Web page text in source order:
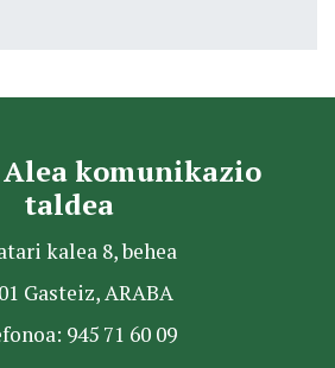
komunikazio
taldea
kalea 8, behea
Gasteiz, ARABA
945 71 60 09